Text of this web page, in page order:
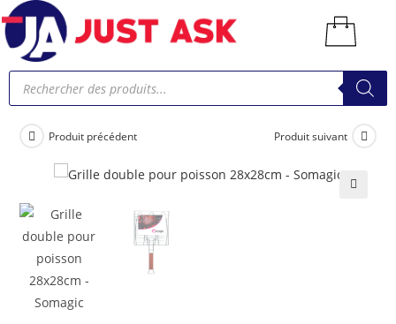
Produit précédent Produit suivant